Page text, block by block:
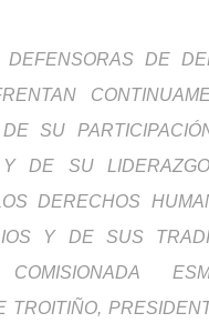
DEFENSORAS DE
DE SU
Y DE SU
DERECHOS
Y DE SUS
TROITIÑO,